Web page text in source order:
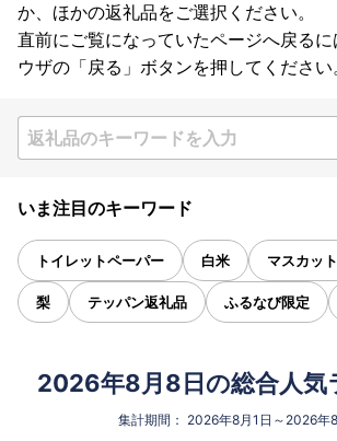
か、ほかの返礼品をご選択ください。
直前にご覧になっていたページへ戻る
ウザの「戻る」ボタンを押してください
いま注目のキーワード
トイレットペーパー 白米 マスカット
梨 テッパン返礼品 ふるなび限定
2026年8月8日の総合人気
集計期間： 2026年8月1日～2026年